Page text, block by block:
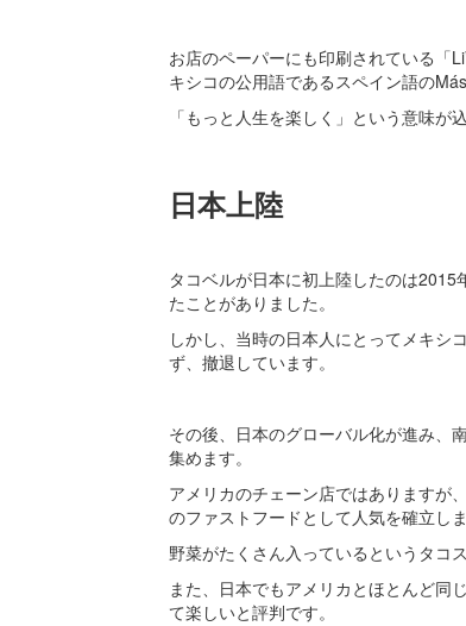
お店のペーパーにも印刷されている「
キシコの公用語であるスペイン語の
「もっと人生を楽しく」という意味が
日本上陸
タコベルが日本に初上陸したのは
たことがありました。
しかし、当時の日本人にとってメキシ
ず、撤退しています。
その後、日本のグローバル化が進み、
集めます。
アメリカのチェーン店ではありますが
のファストフードとして人気を確立しま
野菜がたくさん入っているというタコ
また、日本でもアメリカとほとんど同
て楽しいと評判です。